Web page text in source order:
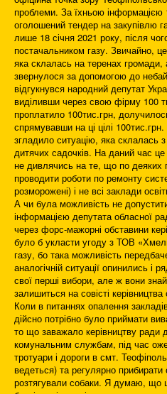
проблеми. За їхньою інформацією
оголошений тендер на закупівлю
лише 18 січня 2021 року, після
постачальником газу. Звичайно,
яка склалась на теренах громади,
звернулося за допомогою до
відгукнувся народний депутат
виділивши через свою фірму 100
проплатило 100тис.грн,
спрямувавши на ці цілі
згладило ситуацію, яка склалась
дитячих садочків. На даний час
не дивлячись на те, що по деяких
проводити роботи по ремонту
розморожені) і не всі заклади
А чи була можливість не
інформацією депутата обласної
через форс-мажорні обставини
було б укласти угоду з ТОВ
газу, бо така можливість
аналогічній ситуації опинились і
свої перші вибори, але ж вони
залишиться на совісті
Коли в питаннях опалення
дійсно потрібно було приймати
то що заважало керівництву ради
комунальним службам, під час
тротуари і дороги в смт.
ведеться) та регулярно
розтягували собаки. Я думаю, що